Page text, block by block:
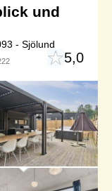
und
- Sjölund
5,0